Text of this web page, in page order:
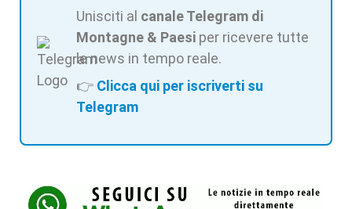
Unisciti al canale Telegram di
Montagne & Paesi per ricevere tutte
le news in tempo reale.
👉 Clicca qui per iscriverti su
Telegram